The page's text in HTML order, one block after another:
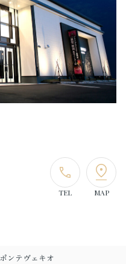
TEL MAP
ポンテヴェキオ